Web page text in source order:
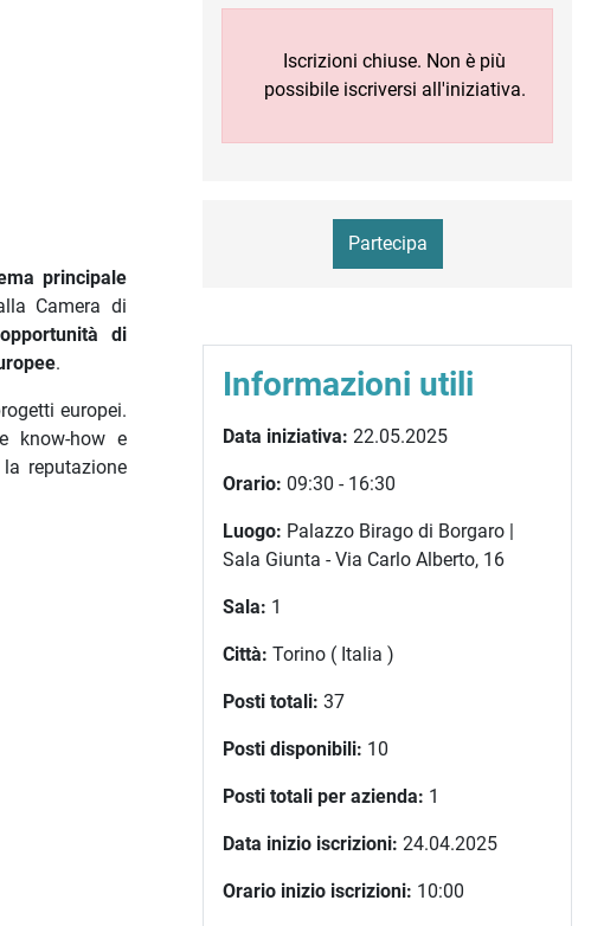
principale
Camera di
di
.
europei.
know-how e
reputazione
Iscrizioni chiuse. Non è più
possibile iscriversi all'iniziativa.
Partecipa
Informazioni utili
Data iniziativa: 22.05.2025
Orario: 09:30 - 16:30
Luogo: Palazzo Birago di Borgaro |
Sala Giunta - Via Carlo Alberto, 16
Sala: 1
Città: Torino ( Italia )
Posti totali: 37
Posti disponibili: 10
Posti totali per azienda: 1
Data inizio iscrizioni: 24.04.2025
Orario inizio iscrizioni: 10:00